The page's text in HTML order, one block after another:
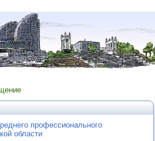
профессионального
области